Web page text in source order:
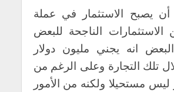
يصبح الاستثمار في عملة
الاستثمارات الناجحة للبعض
انه يجني مليون دولار
تلك التجارة وعلى الرغم من
ليس مستحيلا ولكنه من الأمور